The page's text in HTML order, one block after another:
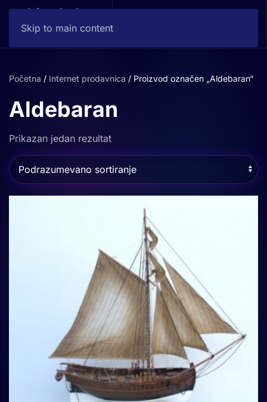
Skip to main content
Početna / Internet prodavnica / Proizvod označen „Aldebaran“
Aldebaran
Prikazan jedan rezultat